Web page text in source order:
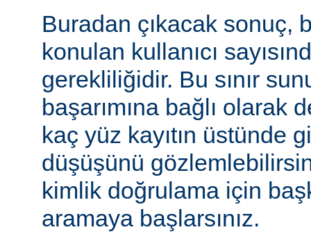
Buradan çıkacak sonuç,
konulan kullanıcı
gerekliliğidir. Bu sınır
başarımına bağlı olarak
kaç yüz kayıtın üstünde
düşüşünü
kimlik doğrulama için
aramaya başlarsınız.